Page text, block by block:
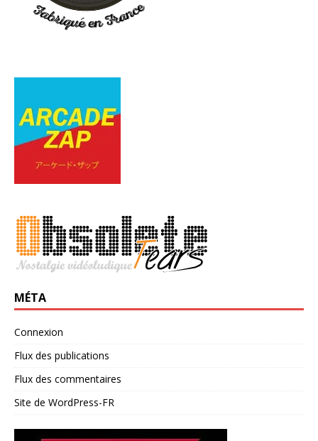
MÉTA
Connexion
Flux des publications
Flux des commentaires
Site de WordPress-FR